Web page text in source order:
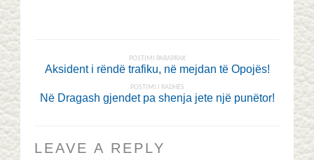
POSTIMI PARAPRAK
Aksident i rëndë trafiku, në mejdan të Opojës!
POSTIMI I RADHËS
Në Dragash gjendet pa shenja jete një punëtor!
LEAVE A REPLY